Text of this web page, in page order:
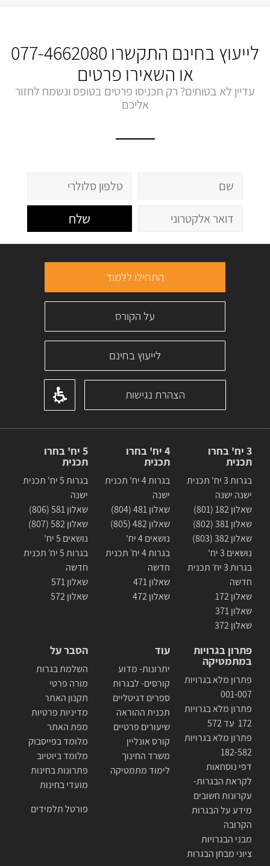
לייעוץ בחינם התקשרו 077-4662080
או השאירו פרטים
עדיין לא בטוחים? רק תכניסו פרטים בטופס ונשמח לחזור
אליכם
שלח
התחילו ללמוד
על הקורס
לייעוץ בחינם
הצהרת נגישות
3 יח' בחרו
תכנית
בגרות 3 יח' תכנית
ישנה ישנה
שאלון 182 (801)
שאלון 381 (802)
שאלון 382 (803)
נושאים 3 יח'
בגרות 3 יח׳ תכנית
חדשה
שאלון 172
שאלון 371
שאלון 372
4 יח' בחרו
תכנית
בגרות 4 יח' תכנית
ישנה
שאלון 481 (804)
שאלון 482 (805)
נושאים 4 יח'
בגרות 4 יח׳ תכנית
חדשה
שאלון 471
שאלון 472
5 יח' בחרו
תכנית
בגרות 5 יח' תכנית
ישנה
שאלון 581 (806)
שאלון 582 (807)
נושאים 5 יח'
בגרות 5 יח׳ תכנית
חדשה
שאלון 571
שאלון 572
פתרון בגרויות
במתמטיקה
פתרון מלא בגרויות
001-007
פתרון מלא בגרויות
172 עד 572
פתרון מלא בגרויות
182-582
דפי נוסחאות
לקראת הבגרות-
עקרונות חשובים
מידע על הבגרות
הקרובה
מבני הבגרויות
ציוני מבחן הבגרות
עוד
יתרונות- מדוע
קורסים- לבגרות
ספרים דגיטליים
תכנית ההוראה
שיעורים פרטיים
קורס אונליין
משרד החינוך
לימוד מתמטיקה
הסבר על
השלמת בגרות
מורה פרטי
תקנון האתר
מדיניות פרטיות
מפת האתר
מלומד בפייסבוק
מלומד ביוטיוב
פתרונות בחינות
מועדי בחינות
פורטל תלמידים